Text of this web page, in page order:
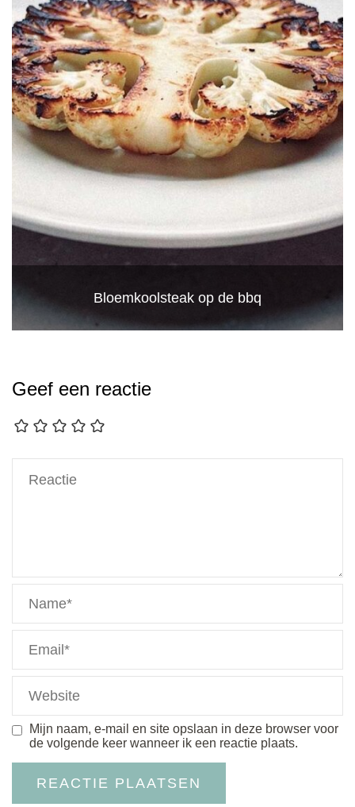
Bloemkoolsteak op de bbq
Geef een reactie
Mijn naam, e-mail en site opslaan in deze browser voor
de volgende keer wanneer ik een reactie plaats.